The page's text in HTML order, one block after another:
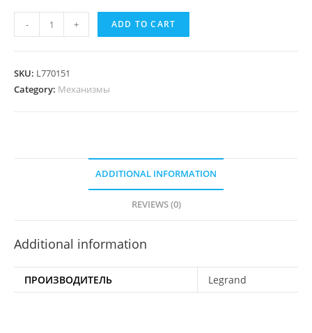
Рамка
Алюминий
quantity
- + ADD TO CART
SKU: L770151
Category: Механизмы
ADDITIONAL INFORMATION
REVIEWS (0)
Additional information
ПРОИЗВОДИТЕЛЬ Legrand